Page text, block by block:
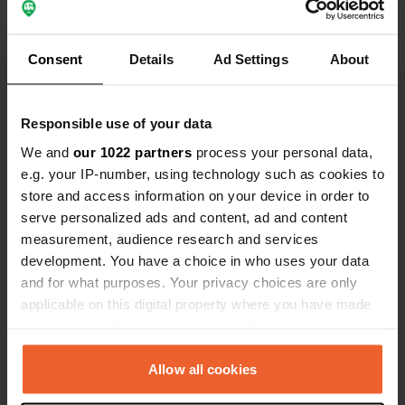
Consent Details Ad Settings About
Responsible use of your data
We and our 1022 partners process your personal data,
e.g. your IP-number, using technology such as cookies to
store and access information on your device in order to
serve personalized ads and content, ad and content
measurement, audience research and services
development. You have a choice in who uses your data
and for what purposes. Your privacy choices are only
applicable on this digital property where you have made
any time from the Cookie Declaration or by clicking on
the Privacy trigger icon.Allow all cookies
Contact
Locatie
Kelchsauer Straße
6361, Hopfgarten im Brixental, Oostenrijk
Coördinaten
47° 25' 50" N 12° 8' 58" E
Kopiëren